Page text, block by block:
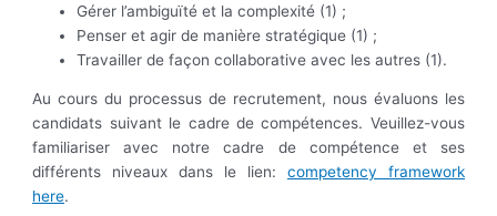
Gérer l’ambiguïté et la complexité (1) ;
Penser et agir de manière stratégique (1) ;
Travailler de façon collaborative avec les autres (1).
Au cours du processus de recrutement, nous évaluons les
candidats suivant le cadre de compétences. Veuillez-vous
familiariser avec notre cadre de compétence et ses
différents niveaux dans le lien: competency framework
here.